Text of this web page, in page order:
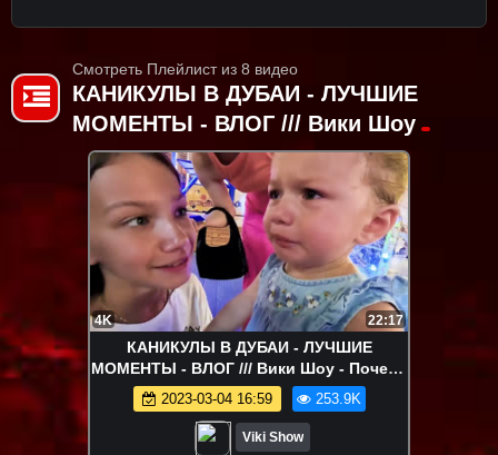
Смотреть Плейлист из 8 видео
КАНИКУЛЫ В ДУБАИ - ЛУЧШИЕ
МОМЕНТЫ - ВЛОГ /// Вики Шоу
4K 22:17
КАНИКУЛЫ В ДУБАИ - ЛУЧШИЕ
МОМЕНТЫ - ВЛОГ /// Вики Шоу - Почему
Плачет Амелия в Парке Развлечений
Дубаи Влог / Вики Шоу
2023-03-04 16:59 253.9K
Viki Show